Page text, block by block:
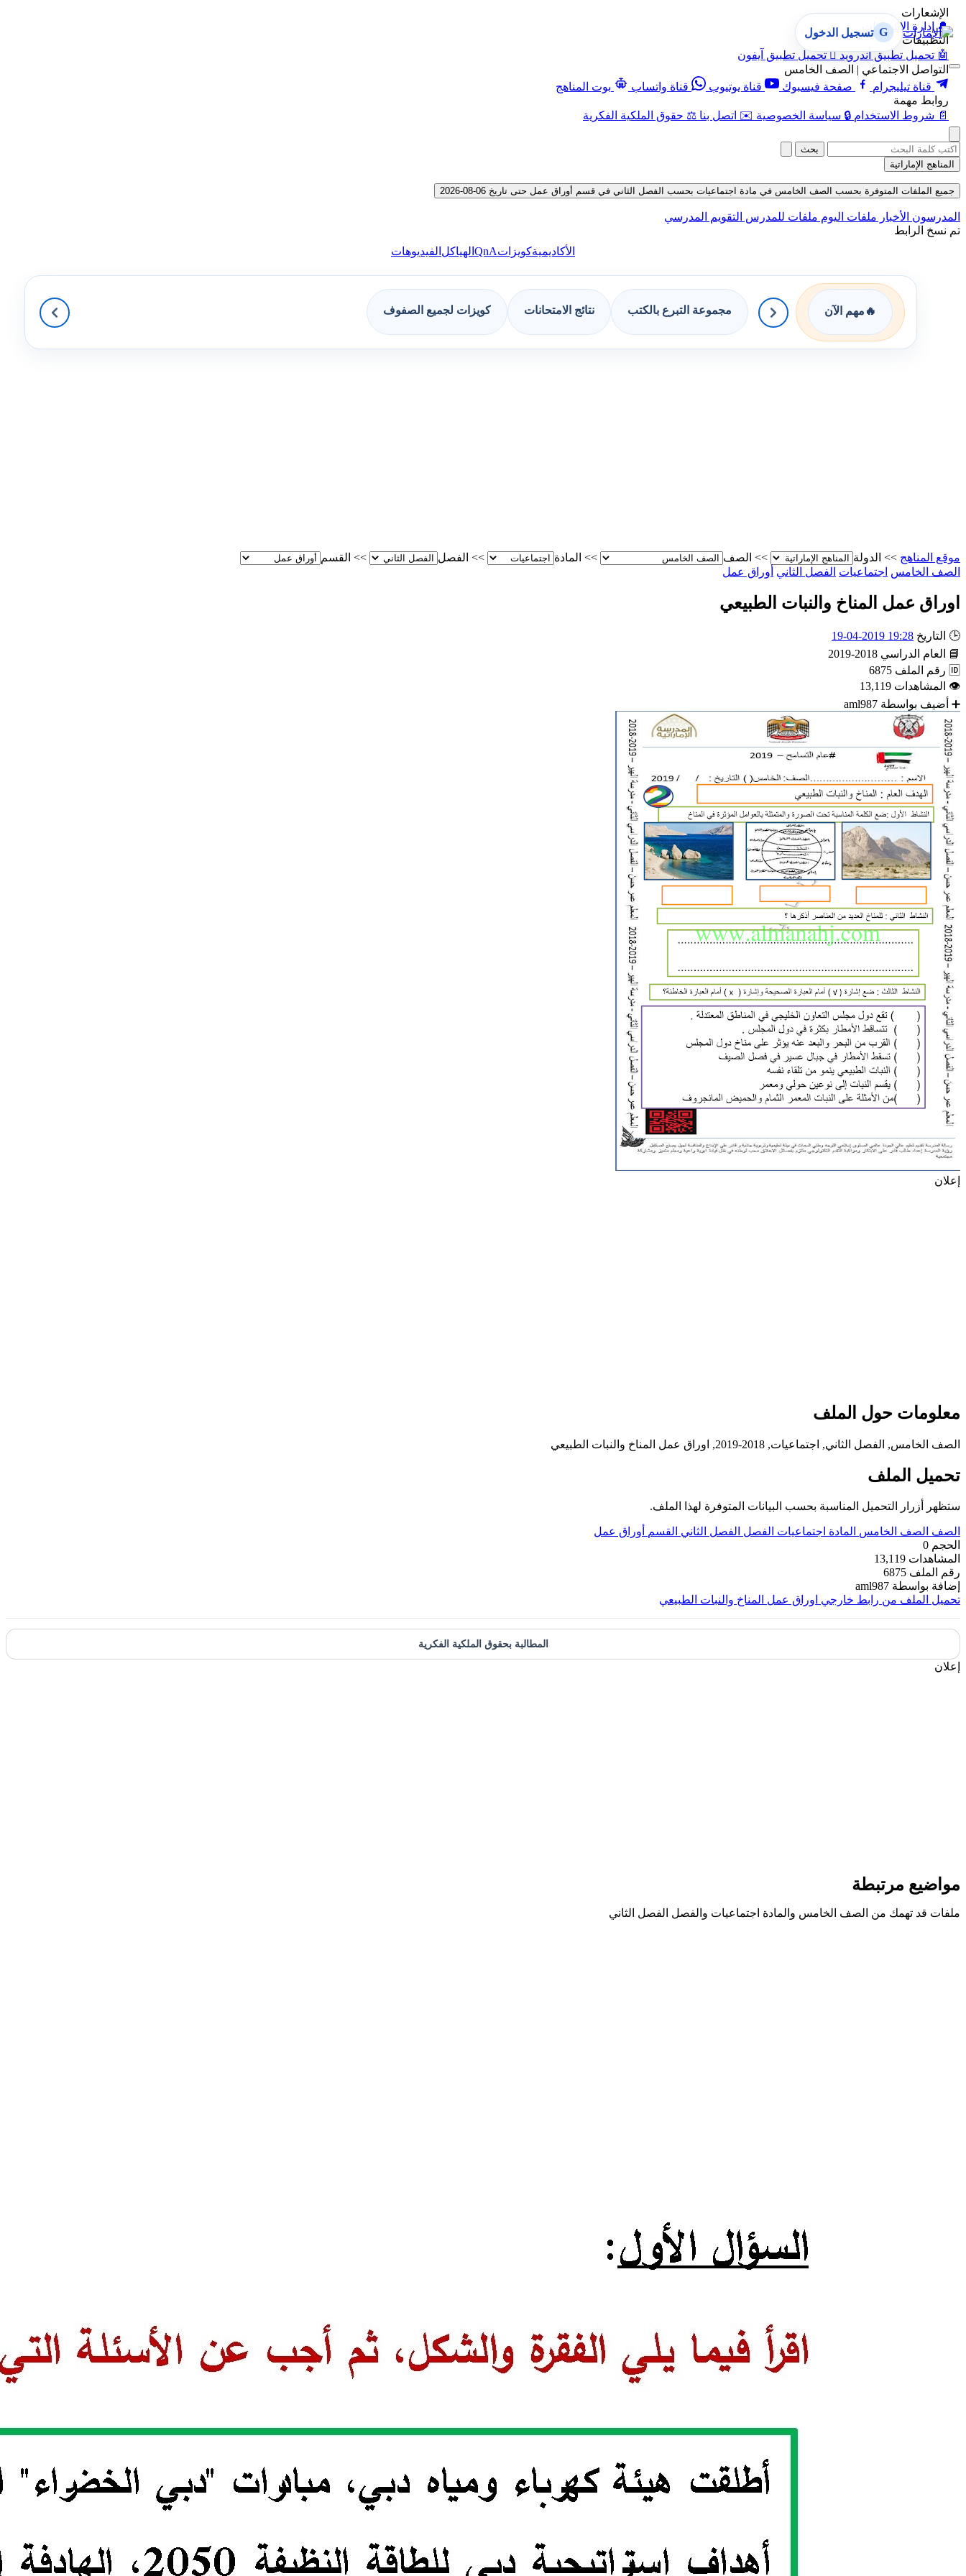
الإشعارات
🔔 إدارة الإشعارات
التطبيقات
🤖 تحميل تطبيق أندرويد  تحميل تطبيق آيفون
التواصل الاجتماعي | الصف الخامس
قناة تيليجرام
صفحة فيسبوك قناة يوتيوب قناة واتساب
بوت المناهج
روابط مهمة
📄 شروط الاستخدام 🔒 سياسة الخصوصية ✉️ اتصل بنا ⚖️ حقوق الملكية الفكرية
G تسجيل الدخول
بحث
المناهج الإماراتية
جميع الملفات المتوفرة بحسب الصف الخامس في مادة اجتماعيات بحسب الفصل الثاني في قسم أوراق عمل حتى تاريخ 06-08-2026
المدرسون الأخبار ملفات اليوم ملفات للمدرس التقويم المدرسي
تم نسخ الرابط
الأكاديميةكويزاتQnA الهياكل الفيديوهات
🔥 مهم الآن مجموعة التبرع بالكتب نتائج الامتحانات كويزات لجميع الصفوف
موقع المناهج >> الدولة >> الصف >> المادة >> الفصل >> القسم
الصف الخامس اجتماعيات الفصل الثاني أوراق عمل
اوراق عمل المناخ والنبات الطبيعي
🕒 التاريخ 19:28 2019-04-19
📘
العام الدراسي 2018-2019
🆔 رقم الملف 6875
👁 المشاهدات 13,119
➕ أضيف بواسطة aml987
إعلان
معلومات حول الملف
الصف الخامس, الفصل الثاني, اجتماعيات, 2018-2019, اوراق عمل المناخ والنبات الطبيعي
تحميل الملف
ستظهر أزرار التحميل المناسبة بحسب البيانات المتوفرة لهذا الملف.
الصف الصف الخامس المادة اجتماعيات الفصل الفصل الثاني القسم أوراق عمل
الحجم 0
المشاهدات 13,119
رقم الملف 6875
إضافة بواسطة aml987
تحميل الملف من رابط خارجي اوراق عمل المناخ والنبات الطبيعي
المطالبة بحقوق الملكية الفكرية
إعلان
مواضيع مرتبطة
ملفات قد تهمك من الصف الخامس والمادة اجتماعيات والفصل الفصل الثاني